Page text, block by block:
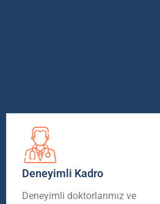
Deneyimli Kadro
Deneyimli doktorlarımız ve